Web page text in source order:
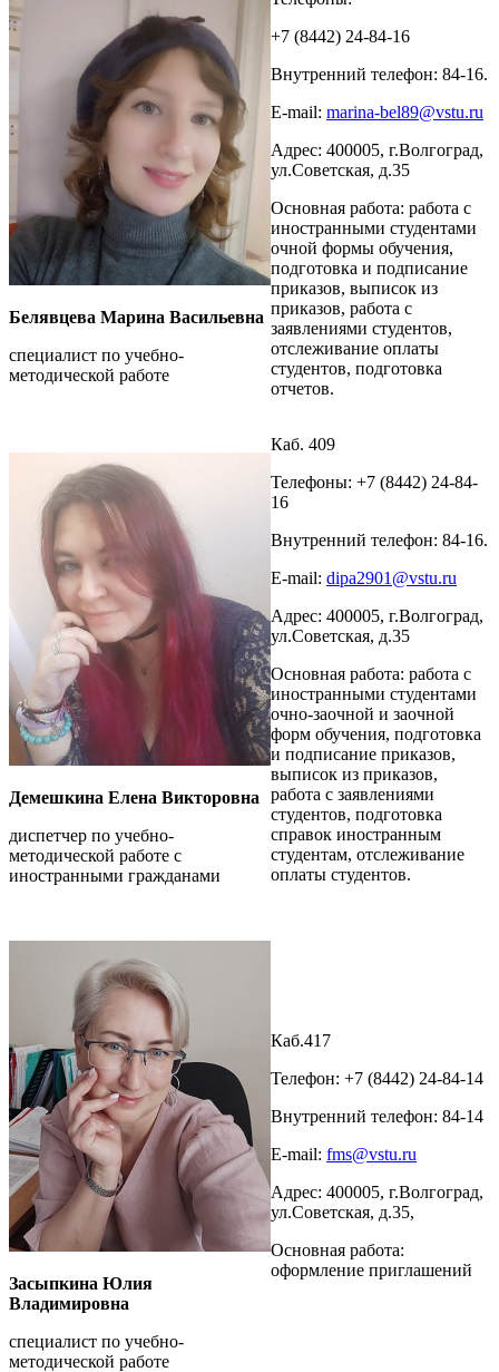
Белявцева Марина Васильевна
специалист по учебно-
методической работе
+7 (8442) 24-84-16
Внутренний телефон: 84-16.
E-mail: marina-bel89@vstu.ru
Адрес: 400005, г.Волгоград,
ул.Советская, д.35
Основная работа: работа с
иностранными студентами
очной формы обучения,
подготовка и подписание
приказов, выписок из
приказов, работа с
заявлениями студентов,
отслеживание оплаты
студентов, подготовка
отчетов.
Демешкина Елена Викторовна
диспетчер по учебно-
методической работе с
иностранными гражданами
Каб. 409
Телефоны: +7 (8442) 24-84-
16
Внутренний телефон: 84-16.
E-mail: dipa2901@vstu.ru
Адрес: 400005, г.Волгоград,
ул.Советская, д.35
Основная работа: работа с
иностранными студентами
очно-заочной и заочной
форм обучения, подготовка
и подписание приказов,
выписок из приказов,
работа с заявлениями
студентов, подготовка
справок иностранным
студентам, отслеживание
оплаты студентов.
Засыпкина Юлия
Владимировна
специалист по учебно-
методической работе
Каб.417
Телефон: +7 (8442) 24-84-14
Внутренний телефон: 84-14
E-mail: fms@vstu.ru
Адрес: 400005, г.Волгоград,
ул.Советская, д.35,
Основная работа:
оформление приглашений